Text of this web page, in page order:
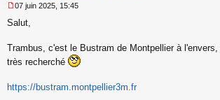
e
s
g
n
07 juin 2025, 15:45
Salut,
Trambus, c'est le Bustram de Montpellier à
très recherché
https://bustram.montpellier3m.fr